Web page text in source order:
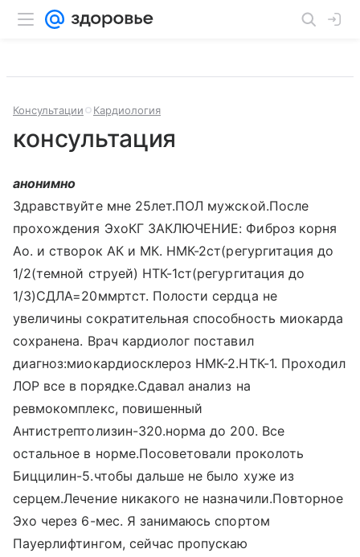
Консультации Кардиология
консультация
анонимно
Здравствуйте мне 25лет.ПОЛ мужской.После
прохождения ЭхоКГ ЗАКЛЮЧЕНИЕ: Фиброз корня
Ао. и створок АК и МК. НМК-2ст(регургитация до
1/2(темной струей) НТК-1ст(регургитация до
1/3)СДЛА=20ммртст. Полости сердца не
увеличины сократительная способность миокарда
сохранена. Врач кардиолог поставил
диагноз:миокардиосклероз НМК-2.НТК-1. Проходил
ЛОР все в порядке.Сдавал анализ на
ревмокомплекс, повишенный
Антистрептолизин-320.норма до 200. Все
остальное в норме.Посоветовали проколоть
Биццилин-5.чтобы дальше не было хуже из
серцем.Лечение никакого не назначили.Повторное
Эхо через 6-мес. Я занимаюсь спортом
Пауерлифтингом, сейчас пропускаю